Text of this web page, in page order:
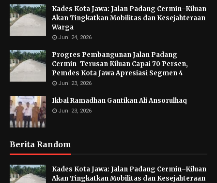
Kades Kota Jawa: Jalan Padang Cermin–Kiluan
Akan Tingkatkan Mobilitas dan Kesejahteraan
Warga
Juni 24, 2026
Progres Pembangunan Jalan Padang
Cermin–Terusan Kiluan Capai 70 Persen,
Pemdes Kota Jawa Apresiasi Segmen 4
Juni 23, 2026
Ikbal Ramadhan Gantikan Ali Ansorulhaq
Juni 23, 2026
Berita Random
Kades Kota Jawa: Jalan Padang Cermin–Kiluan
Akan Tingkatkan Mobilitas dan Kesejahteraan